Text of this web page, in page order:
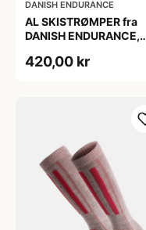
DANISH ENDURANCE
AL SKISTRØMPER fra
DANISH ENDURANCE,
420,00 kr